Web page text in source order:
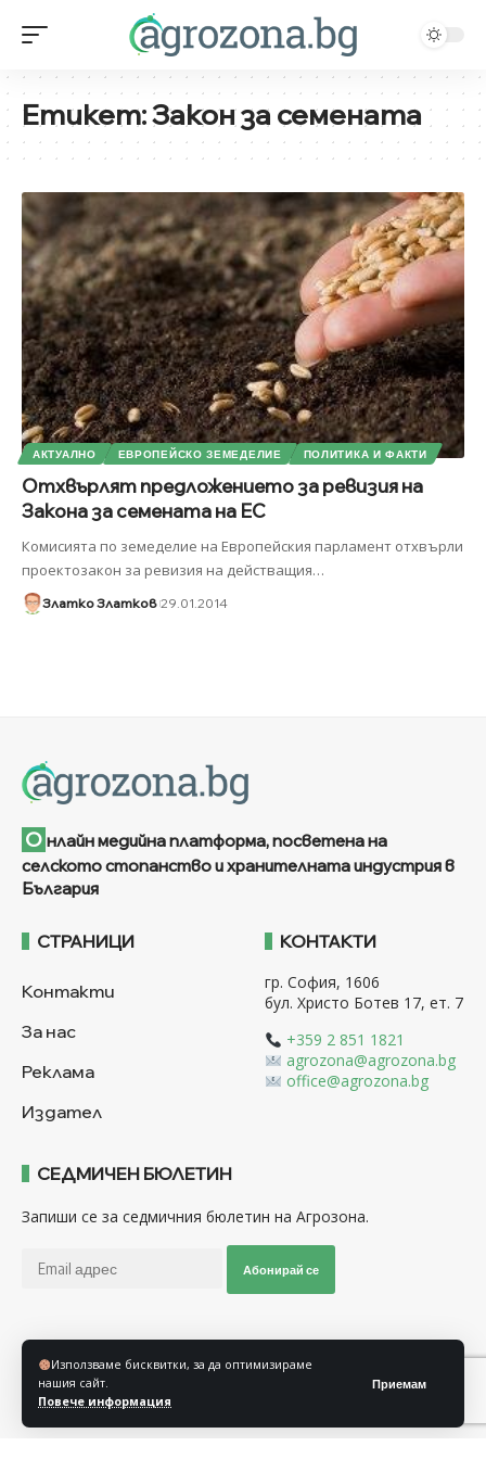
Използваме бисквитки, за да оптимизираме
нашия сайт.
Повече информация
Приемам
Етикет:Закон за семената
АКТУАЛНО ЕВРОПЕЙСКО ЗЕМЕДЕЛИЕ ПОЛИТИКА И ФАКТИ
Отхвърлят предложението за ревизия на
Закона за семената на ЕС
Комисията по земеделие на Европейския парламент отхвърли
проектозакон за ревизия на действащия…
Златко Златков 29.01.2014
О нлайн медийна платформа, посветена на
селското стопанство и хранителната индустрия в
България
СТРАНИЦИ
Контакти
За нас
Реклама
Издател
КОНТАКТИ
гр. София, 1606
бул. Христо Ботев 17, ет. 7
+359 2 851 1821
agrozona@agrozona.bg
office@agrozona.bg
СЕДМИЧЕН БЮЛЕТИН
Запиши се за седмичния бюлетин на Агрозона.
Абонирай се
Последвайте ни